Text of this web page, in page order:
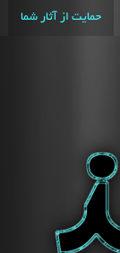
حمایت از آثار شما